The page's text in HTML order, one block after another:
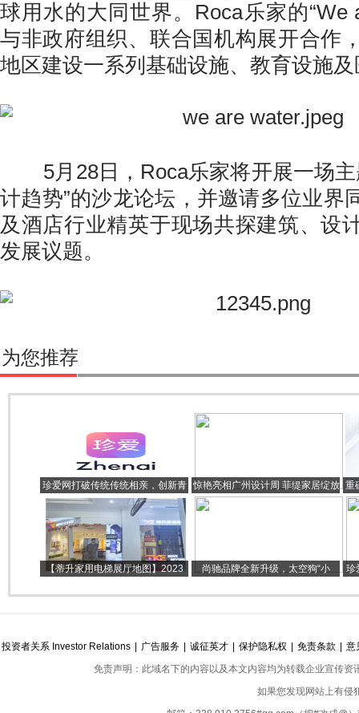
球用水的大同世界。Roca乐家的“We
与非政府组织、联合国机构展开合作
地区建设一系列基础设施、教育设施
5月28日，Roca乐家将开展一场主
计趋势”的沙龙论坛，并邀请多位业界
及酒店行业精英于现场共探建筑、设
发展议题。
为您推荐
珍爱网打破传统传统相亲，创新青
年社交模式
惊艳亮相广州设计周 菲缇家居绽放 重
诚
【蒂升家用电梯展厅地图】2023
尚驰品牌全新升级，太空狗“小
珍
投资者关系 Investor Relations 广告服务 诚征英才 保护隐私权 免责条款
意
免责声明：此域名下的内容以及本文内容均为转载企业宣传
如果您发现网站上有侵